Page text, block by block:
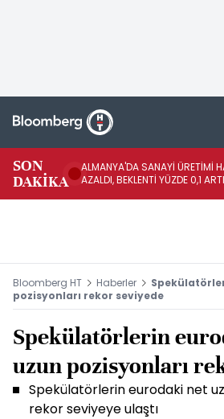
SON
DAKİKA
ALMANYA'DA SANAYİ ÜRETİMİ
AZALDI, BEKLENTİ YÜZDE 0,1
Bloomberg HT Haberler
pozisyonları rekor seviyede
Spekülatörlerin
uzun pozisyonları
Spekülatörlerin eurodaki net
rekor seviyeye ulaştı